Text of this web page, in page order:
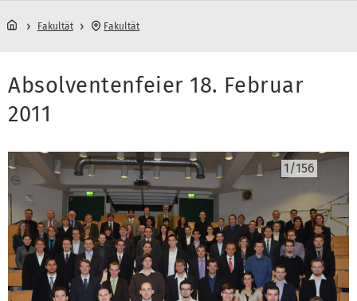
Fakultät Fakultät
Absolventenfeier 18. Februar
2011